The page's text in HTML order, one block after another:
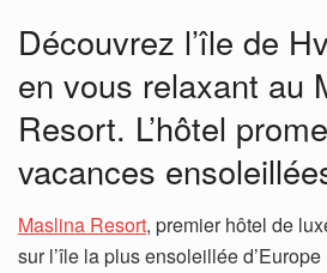
Découvrez l’île de
en vous relaxant au
Resort. L’hôtel
vacances
Maslina Resort, premier hôtel de
sur l’île la plus ensoleillée